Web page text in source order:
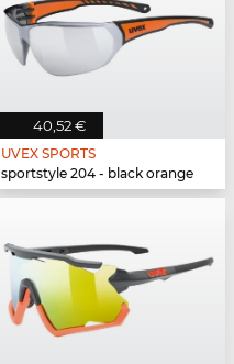
40,52 €
UVEX SPORTS
sportstyle 204 - black orange